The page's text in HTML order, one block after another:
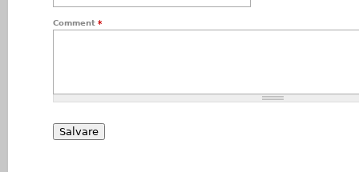
Comment *